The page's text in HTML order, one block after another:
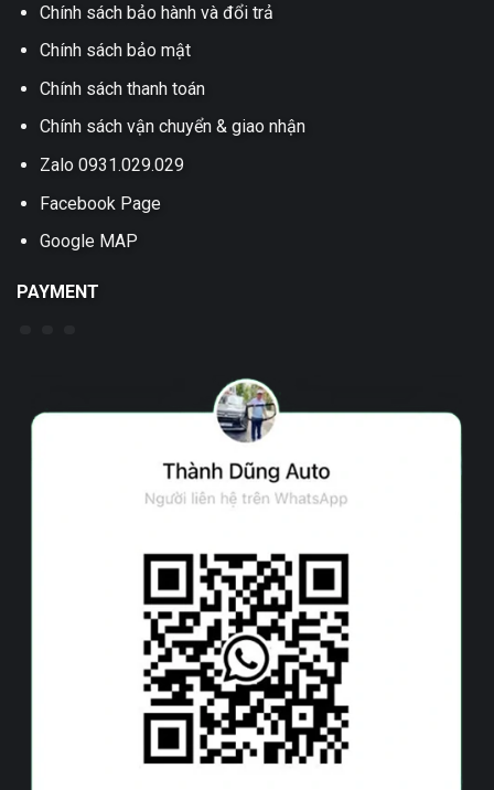
Chính sách bảo hành và đổi trả
Chính sách bảo mật
Chính sách thanh toán
Chính sách vận chuyển & giao nhận
Zalo 0931.029.029
Facebook Page
Google MAP
PAYMENT